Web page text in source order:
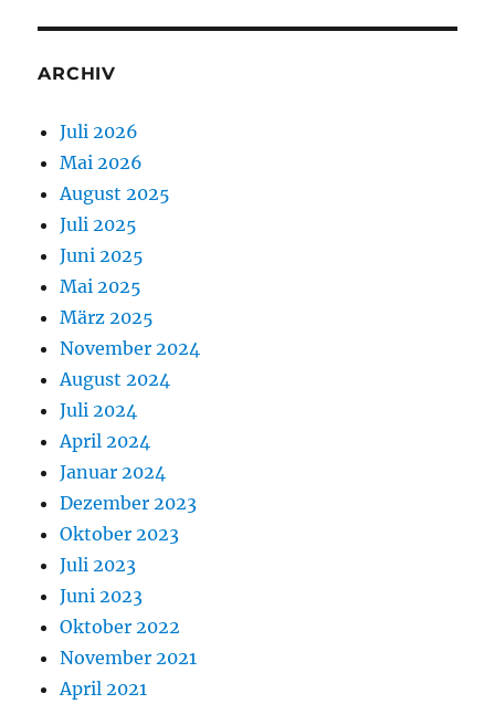
ARCHIV
Juli 2026
Mai 2026
August 2025
Juli 2025
Juni 2025
Mai 2025
März 2025
November 2024
August 2024
Juli 2024
April 2024
Januar 2024
Dezember 2023
Oktober 2023
Juli 2023
Juni 2023
Oktober 2022
November 2021
April 2021